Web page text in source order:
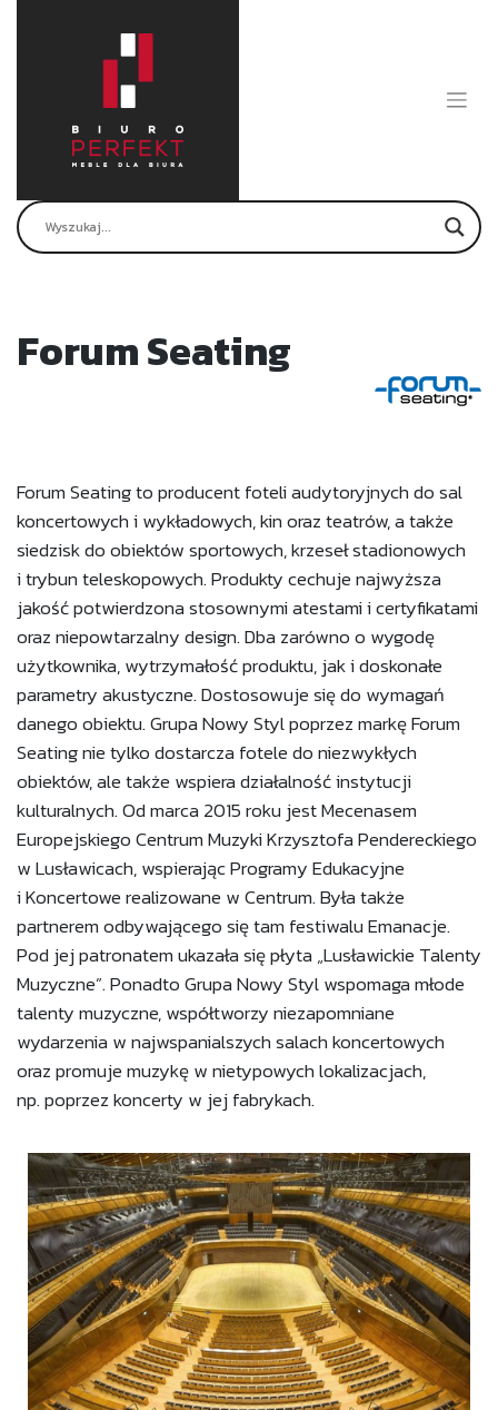
Forum Seating
Forum Seating to producent foteli audytoryjnych do sal
koncertowych i wykładowych, kin oraz teatrów, a także
siedzisk do obiektów sportowych, krzeseł stadionowych
i trybun teleskopowych. Produkty cechuje najwyższa
jakość potwierdzona stosownymi atestami i certyfikatami
oraz niepowtarzalny design. Dba zarówno o wygodę
użytkownika, wytrzymałość produktu, jak i doskonałe
parametry akustyczne. Dostosowuje się do wymagań
danego obiektu. Grupa Nowy Styl poprzez markę Forum
Seating nie tylko dostarcza fotele do niezwykłych
obiektów, ale także wspiera działalność instytucji
kulturalnych. Od marca 2015 roku jest Mecenasem
Europejskiego Centrum Muzyki Krzysztofa Pendereckiego
w Lusławicach, wspierając Programy Edukacyjne
i Koncertowe realizowane w Centrum. Była także
partnerem odbywającego się tam festiwalu Emanacje.
Pod jej patronatem ukazała się płyta „Lusławickie Talenty
Muzyczne”. Ponadto Grupa Nowy Styl wspomaga młode
talenty muzyczne, współtworzy niezapomniane
wydarzenia w najwspanialszych salach koncertowych
oraz promuje muzykę w nietypowych lokalizacjach,
np. poprzez koncerty w jej fabrykach.